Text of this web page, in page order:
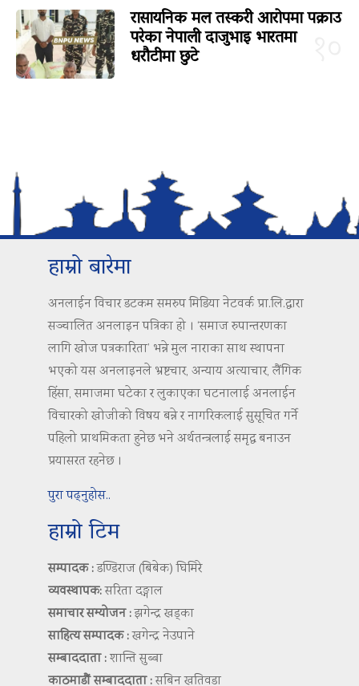
रासायनिक मल तस्करी आरोपमा पक्राउ
परेका नेपाली दाजुभाइ भारतमा
धरौटीमा छुटे
हाम्रो बारेमा
अनलाईन विचार डटकम समरुप मिडिया नेटवर्क प्रा.लि.द्वारा
सञ्चालित अनलाइन पत्रिका हो । ‘समाज रुपान्तरणका
लागि खोज पत्रकारिता’ भन्ने मुल नाराका साथ स्थापना
भएको यस अनलाइनले भ्रष्टचार, अन्याय अत्याचार, लैंगिक
हिंसा, समाजमा घटेका र लुकाएका घटनालाई अनलाईन
विचारको खोजीको विषय बन्ने र नागरिकलाई सुसूचित गर्ने
पहिलो प्राथमिकता हुनेछ भने अर्थतन्त्रलाई समृद्ध बनाउन
प्रयासरत रहनेछ ।
पुरा पढ्नुहोस..
हाम्रो टिम
सम्पादक :डण्डिराज (बिबेक) घिमिरे
व्यवस्थापक:सरिता दङ्गाल
समाचार सम्योजन :झगेन्द्र खड्का
साहित्य सम्पादक :खगेन्द्र नेउपाने
सम्बाददाता :शान्ति सुब्बा
काठमाडौं सम्बाददाता :सबिन खतिवडा